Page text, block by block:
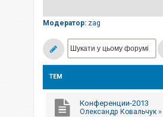
Модератор: zag
ТЕМ
Конференции-2013
Олександр Ковальчук »